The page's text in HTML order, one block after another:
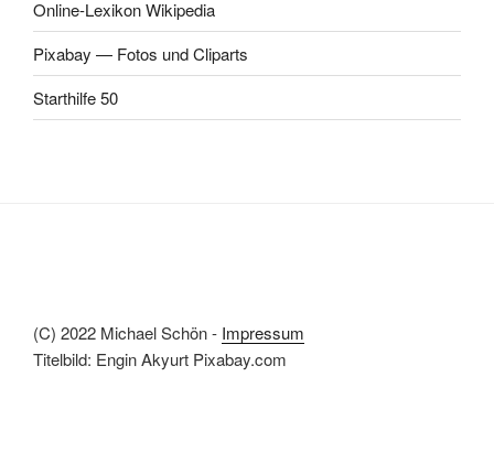
Online-Lexikon Wikipedia
Pixabay — Fotos und Cliparts
Starthilfe 50
(C) 2022 Michael Schön - Impressum
Titelbild: Engin Akyurt Pixabay.com